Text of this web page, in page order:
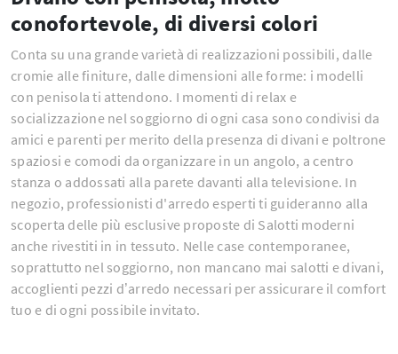
conofortevole, di diversi colori
Conta su una grande varietà di realizzazioni possibili, dalle
cromie alle finiture, dalle dimensioni alle forme: i modelli
con penisola ti attendono. I momenti di relax e
socializzazione nel soggiorno di ogni casa sono condivisi da
amici e parenti per merito della presenza di divani e poltrone
spaziosi e comodi da organizzare in un angolo, a centro
stanza o addossati alla parete davanti alla televisione. In
negozio, professionisti d'arredo esperti ti guideranno alla
scoperta delle più esclusive proposte di Salotti moderni
anche rivestiti in in tessuto. Nelle case contemporanee,
soprattutto nel soggiorno, non mancano mai salotti e divani,
accoglienti pezzi d’arredo necessari per assicurare il comfort
tuo e di ogni possibile invitato.